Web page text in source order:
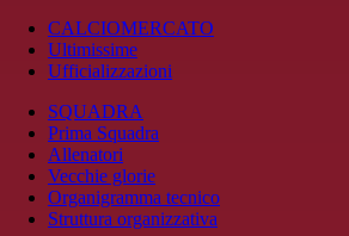
CALCIOMERCATO
Ultimissime
Ufficializzazioni
SQUADRA
Prima Squadra
Allenatori
Vecchie glorie
Organigramma tecnico
Struttura organizzativa